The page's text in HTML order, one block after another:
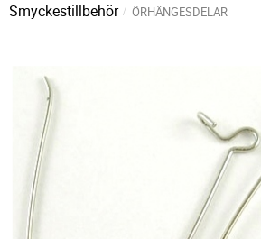
Smyckestillbehör ÖRHÄNGESDELAR